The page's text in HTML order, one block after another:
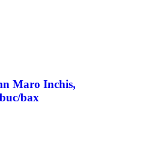
Maro Inchis,
bax